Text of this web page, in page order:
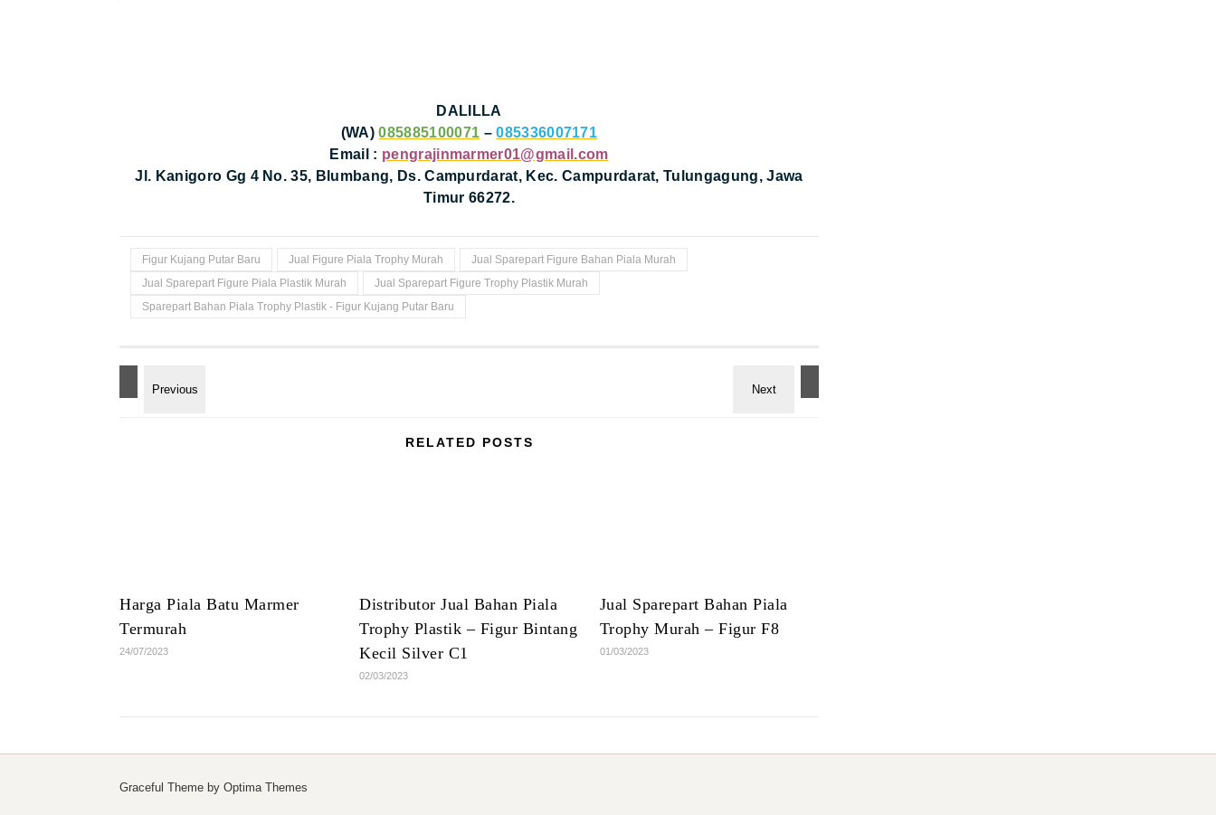
DALILLA
(WA)085885100071 –085336007171
Email : pengrajinmarmer01@gmail.com
Jl. Kanigoro Gg 4 No. 35, Blumbang, Ds. Campurdarat, Kec. Campurdarat, Tulungagung, Jawa
Timur 66272.
Figur Kujang Putar Baru Jual Figure Piala Trophy Murah
Jual Sparepart Figure Bahan Piala Murah
Jual Sparepart Figure Piala Plastik Murah
Jual Sparepart Figure Trophy Plastik Murah
Sparepart Bahan Piala Trophy Plastik - Figur Kujang Putar Baru
RELATED POSTS
Harga Piala Batu Marmer
Termurah
24/07/2023
Distributor Jual Bahan Piala
Trophy Plastik – Figur Bintang
Kecil Silver C1
02/03/2023
Jual Sparepart Bahan Piala
Trophy Murah – Figur F8
01/03/2023
Graceful Theme by Optima Themes